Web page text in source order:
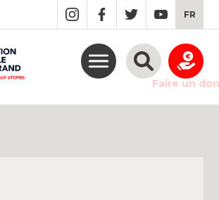
FR
Faire un don